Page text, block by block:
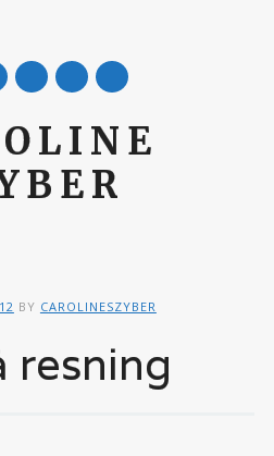
mail
BY CAROLINESZYBER
resning